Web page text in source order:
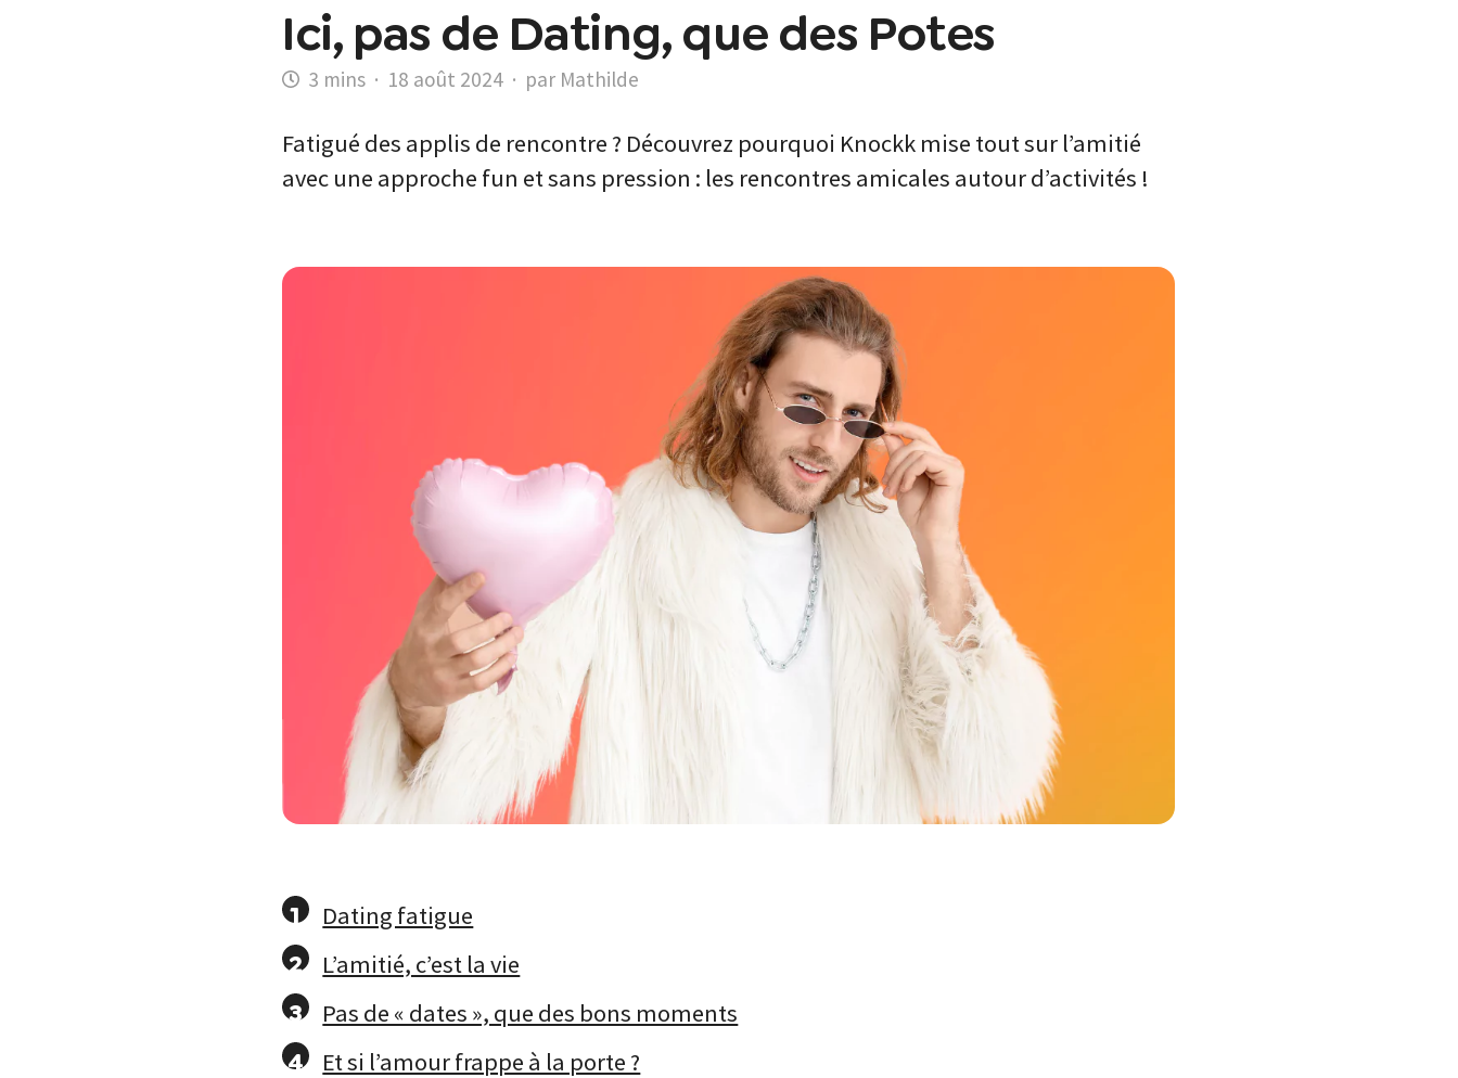
Ici, pas de Dating, que des Potes
· 18 août 2024 · par Mathilde
Fatigué des applis de rencontre ? Découvrez pourquoi Knockk mise tout sur l’amitié
avec une approche fun et sans pression : les rencontres amicales autour d’activités !
Dating fatigue
L’amitié, c’est la vie
Pas de « dates », que des bons moments
Et si l’amour frappe à la porte ?